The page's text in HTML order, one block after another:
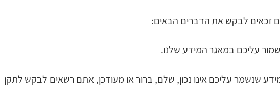
עליכם במאגר המידע שלנו.
שנשמר עליכם אינו נכון, שלם, ברור או מעודכן, אתם רשאים לבקש לתקן